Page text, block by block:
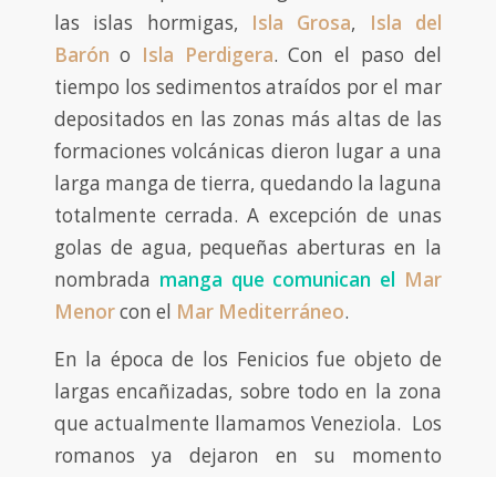
las islas hormigas, Isla Grosa, Isla del
Barón o Isla Perdigera. Con el paso del
tiempo los sedimentos atraídos por el mar
depositados en las zonas más altas de las
formaciones volcánicas dieron lugar a una
larga manga de tierra, quedando la laguna
totalmente cerrada. A excepción de unas
golas de agua, pequeñas aberturas en la
nombrada manga que comunican el Mar
Menorcon el Mar Mediterráneo.
En la época de los Fenicios fue objeto de
largas encañizadas, sobre todo en la zona
que actualmente llamamos Veneziola. Los
romanos ya dejaron en su momento